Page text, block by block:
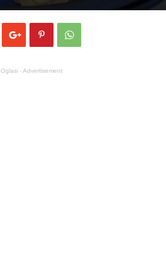
Oglasi - Advertisement